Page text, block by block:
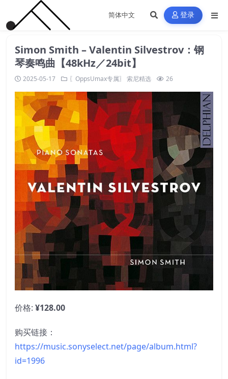
登录
Simon Smith – Valentin Silvestrov：钢
琴奏鸣曲【48kHz／24bit】
2025-05-17 〖OppsUmax专属〗 索尼精选 26
价格: ¥128.00
购买链接：
https://music.sonyselect.net/page/album.html?
id=1996